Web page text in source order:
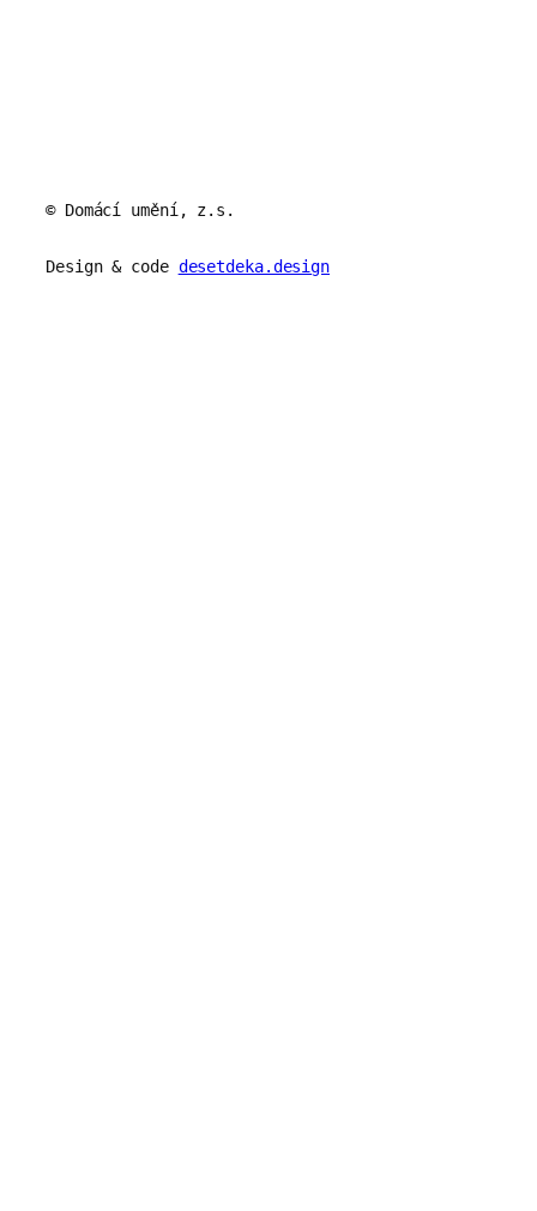
© Domácí umění, z.s.
Design & code desetdeka.design